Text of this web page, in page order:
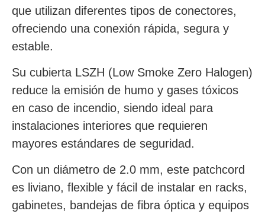
que utilizan diferentes tipos de conectores,
ofreciendo una conexión rápida, segura y
estable.
Su cubierta LSZH (Low Smoke Zero Halogen)
reduce la emisión de humo y gases tóxicos
en caso de incendio, siendo ideal para
instalaciones interiores que requieren
mayores estándares de seguridad.
Con un diámetro de 2.0 mm, este patchcord
es liviano, flexible y fácil de instalar en racks,
gabinetes, bandejas de fibra óptica y equipos